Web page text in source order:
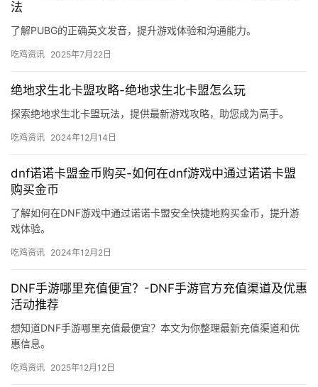
法
了解PUBG的正确英文发音，提升游戏体验和沟通能力。
吃鸡资讯 2025年7月22日
绝地求生北卡盟攻略-绝地求生北卡盟怎么玩
探索绝地求生北卡盟玩法，提供最新游戏攻略，助您成为高手。
吃鸡资讯 2024年12月14日
dnf诺诺卡盟金币购买-如何在dnf游戏中通过诺诺卡盟
购买金币
了解如何在DNF游戏中通过诺诺卡盟安全快捷地购买金币，提升游
戏体验。
吃鸡资讯 2024年12月2日
DNF手游哪里充值便宜？-DNF手游官方充值渠道及优惠
活动推荐
想知道DNF手游哪里充值最便宜？本文为你整理最新充值渠道和优
惠信息。
吃鸡资讯 2025年12月12日